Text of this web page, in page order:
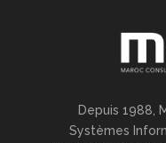
Depuis 1988,
Systèmes